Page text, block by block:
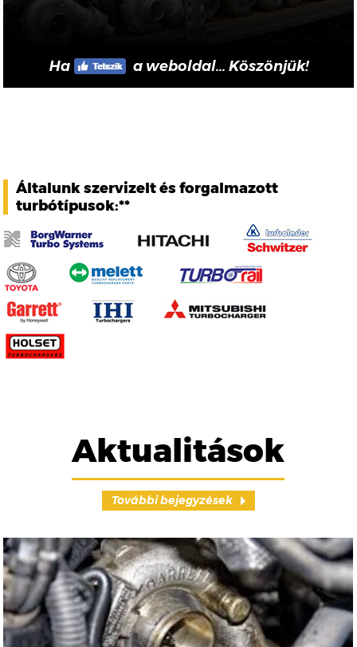
Ha a weboldal... Köszönjük!
Általunk szervizelt és forgalmazott
turbótípusok:**
Aktualitások
További bejegyzések